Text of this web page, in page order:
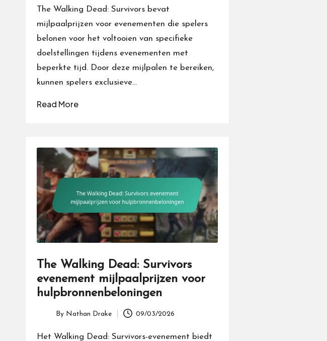
by
The Walking Dead: Survivors bevat
mijlpaalprijzen voor evenementen die spelers
belonen voor het voltooien van specifieke
doelstellingen tijdens evenementen met
beperkte tijd. Door deze mijlpalen te bereiken,
kunnen spelers exclusieve…
Read More
The Walking Dead: Survivors
evenement mijlpaalprijzen voor
hulpbronnenbeloningen
by
By Nathan Drake 09/03/2026
Het Walking Dead: Survivors-evenement biedt